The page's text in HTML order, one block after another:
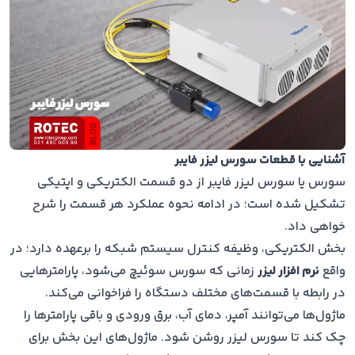
آشنایی با قطعات سورس لیزر فایبر
سورس یا سورس لیزر فایبر از دو قسمت الکتریکی و اپتیکی
تشکیل شده است؛ در ادامه نحوه عملکرد هر قسمت را شرح
خواهی داد.
بخش الکتریکی، وظیفه کنترل سیستم شبکه را برعهده دارد؛ در
واقع نرم افزار لیزر زمانی که سورس سوئیچ می‌شود، پارامترهایی
در رابطه با قسمت‌های مختلف دستگاه را فراخوانی می‌کند.
ماژول‌ها می‌توانند آمپر، دمای آب، برق ورودی و باقی پارامترها را
چک کند تا سورس لیزر روشن شود. ماژول‌های این بخش برای